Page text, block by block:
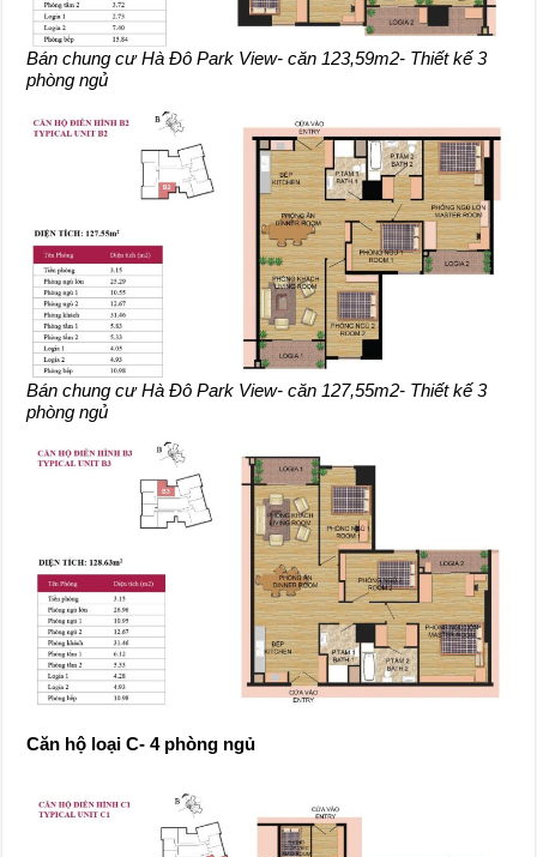
Bán chung cư Hà Đô Park View- căn 123,59m2- Thiết kế 3
phòng ngủ
Bán chung cư Hà Đô Park View- căn 127,55m2- Thiết kế 3
phòng ngủ
Căn hộ loại C- 4 phòng ngủ